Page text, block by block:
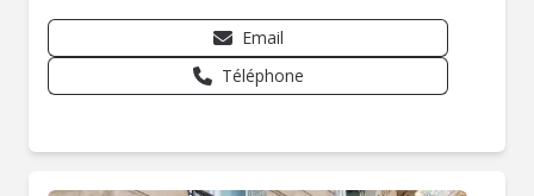
Email
Téléphone